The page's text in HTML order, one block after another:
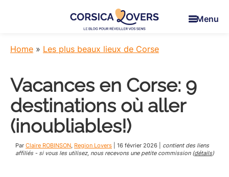
Lovers
réveiller
en
Corse
-
Le
blog
de
Claire
Menu
Home » Les plus beaux lieux de Corse
Vacances en Corse: 9
destinations où aller
(inoubliables!)
Par Claire ROBINSON Region Lovers 16 février 2026
contient des liens
affiliés - si vous les utilisez, nous recevons une petite commission (détails)